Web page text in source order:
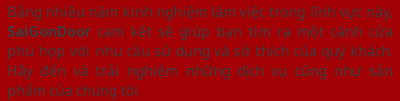
Bằng nhiều năm kinh nghiệm làm việc trong lĩnh vực này,
SaiGonDoor cam kết sẽ giúp bạn tìm ra một cánh cửa
phù hợp với nhu cầu sử dụng và sở thích của quý khách.
Hãy đến và trải nghiệm những dịch vụ cũng như sản
phẩm của chúng tôi.